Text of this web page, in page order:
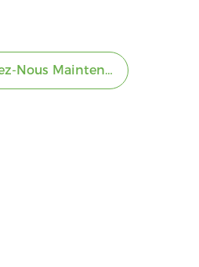
Nous Maintenant